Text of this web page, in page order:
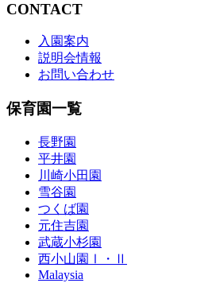
CONTACT
入園案内
説明会情報
お問い合わせ
保育園一覧
長野園
平井園
川崎小田園
雪谷園
つくば園
元住吉園
武蔵小杉園
西小山園Ⅰ・Ⅱ
Malaysia